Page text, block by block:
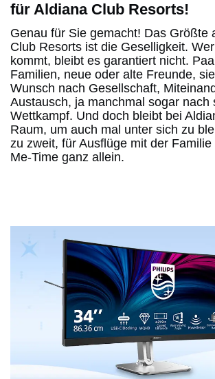
für Aldiana Club Resorts!
Genau für Sie gemacht! Das Größte
Club Resorts ist die Geselligkeit.
kommt, bleibt es garantiert nicht.
Familien, neue oder alte Freunde,
Wunsch nach Gesellschaft,
Austausch, ja manchmal sogar nach
Wettkampf. Und doch bleibt bei
Raum, um auch mal unter sich zu
zu zweit, für Ausflüge mit der
Me-Time ganz allein.